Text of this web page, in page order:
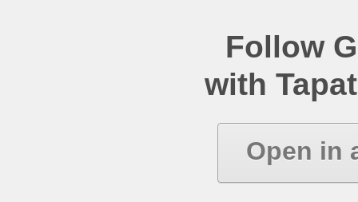
Follow
with
Open in